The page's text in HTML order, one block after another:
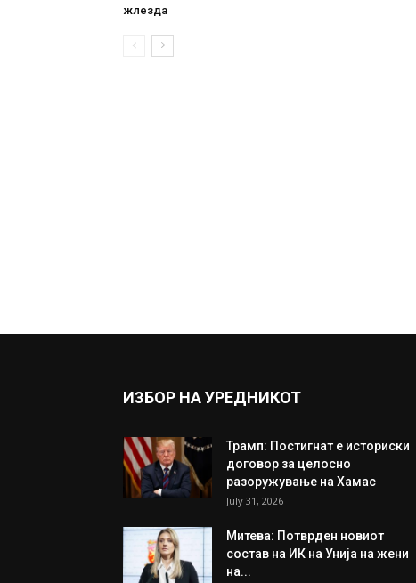
жлезда
ИЗБОР НА УРЕДНИКОТ
Трамп: Постигнат е историски
договор за целосно
разоружување на Хамас
July 31, 2026
Митева: Потврден новиот
состав на ИК на Унија на жени
на...